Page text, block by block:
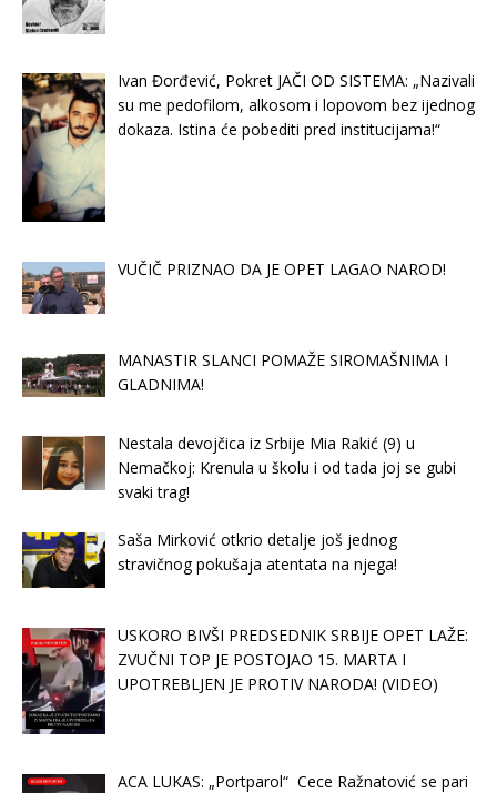
Ivan Đorđević, Pokret JAČI OD SISTEMA: „Nazivali
su me pedofilom, alkosom i lopovom bez ijednog
dokaza. Istina će pobediti pred institucijama!“
VUČIČ PRIZNAO DA JE OPET LAGAO NAROD!
MANASTIR SLANCI POMAŽE SIROMAŠNIMA I
GLADNIMA!
Nestala devojčica iz Srbije Mia Rakić (9) u
Nemačkoj: Krenula u školu i od tada joj se gubi
svaki trag!
Saša Mirković otkrio detalje još jednog
stravičnog pokušaja atentata na njega!
USKORO BIVŠI PREDSEDNIK SRBIJE OPET LAŽE:
ZVUČNI TOP JE POSTOJAO 15. MARTA I
UPOTREBLJEN JE PROTIV NARODA! (VIDEO)
ACA LUKAS: „Portparol“ Cece Ražnatović se pari